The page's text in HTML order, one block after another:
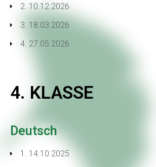
2. 10.12.2026
3. 18.03.2026
4. 27.05.2026
4. KLASSE
Deutsch
1. 14.10.2025